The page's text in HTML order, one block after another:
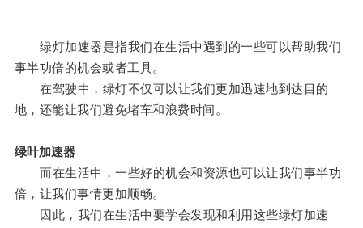
绿灯加速器是指我们在生活中遇到的一些可以帮助我们
事半功倍的机会或者工具。
在驾驶中，绿灯不仅可以让我们更加迅速地到达目的
地，还能让我们避免堵车和浪费时间。
绿叶加速器
而在生活中，一些好的机会和资源也可以让我们事半功
倍，让我们事情更加顺畅。
因此，我们在生活中要学会发现和利用这些绿灯加速